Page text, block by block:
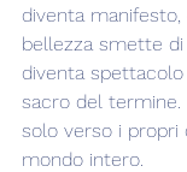
diventa
bellezza smette
diventa
sacro del
solo verso i propri
mondo intero.